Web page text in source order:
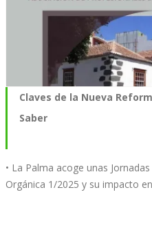
Claves de la Nueva
Saber
• La Palma acoge unas
Orgánica 1/2025 y su impacto